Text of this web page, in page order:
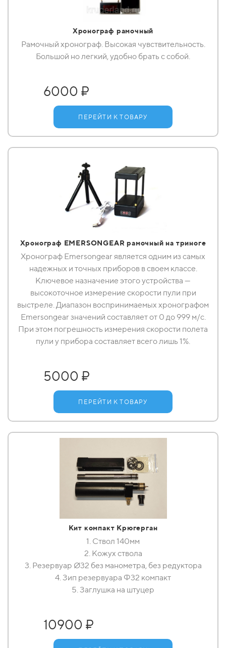
Хронограф рамочный
Рамочный хронограф. Высокая чувствительность.
Большой но легкий, удобно брать с собой.
6000 ₽
ПЕРЕЙТИ К ТОВАРУ
Хронограф EMERSONGEAR рамочный на триноге
Хронограф Emersongear является одним из самых
надежных и точных приборов в своем классе.
Ключевое назначение этого устройства —
высокоточное измерение скорости пули при
выстреле. Диапазон воспринимаемых хронографом
Emersongear значений составляет от 0 до 999 м/с.
При этом погрешность измерения скорости полета
пули у прибора составляет всего лишь 1%.
5000 ₽
ПЕРЕЙТИ К ТОВАРУ
Кит компакт Крюгерган
1. Ствол 140мм
2. Кожух ствола
3. Резервуар Ø32 без манометра, без редуктора
4. Зип резервуара Ф32 компакт
5. Заглушка на штуцер
10900 ₽